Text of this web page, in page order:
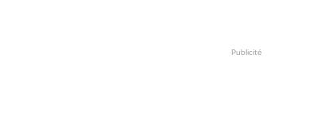
Publicité